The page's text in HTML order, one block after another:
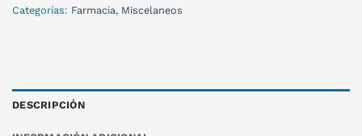
Categorías: Farmacia, Miscelaneos
DESCRIPCIÓN